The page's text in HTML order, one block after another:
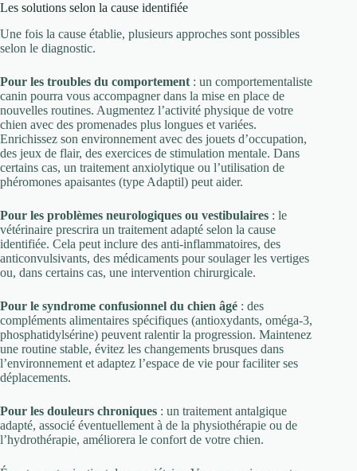
Les solutions selon la cause identifiée
Une fois la cause établie, plusieurs approches sont possibles
selon le diagnostic.
Pour les troubles du comportement : un comportementaliste
canin pourra vous accompagner dans la mise en place de
nouvelles routines. Augmentez l’activité physique de votre
chien avec des promenades plus longues et variées.
Enrichissez son environnement avec des jouets d’occupation,
des jeux de flair, des exercices de stimulation mentale. Dans
certains cas, un traitement anxiolytique ou l’utilisation de
phéromones apaisantes (type Adaptil) peut aider.
Pour les problèmes neurologiques ou vestibulaires : le
vétérinaire prescrira un traitement adapté selon la cause
identifiée. Cela peut inclure des anti-inflammatoires, des
anticonvulsivants, des médicaments pour soulager les vertiges
ou, dans certains cas, une intervention chirurgicale.
Pour le syndrome confusionnel du chien âgé : des
compléments alimentaires spécifiques (antioxydants, oméga-3,
phosphatidylsérine) peuvent ralentir la progression. Maintenez
une routine stable, évitez les changements brusques dans
l’environnement et adaptez l’espace de vie pour faciliter ses
déplacements.
Pour les douleurs chroniques : un traitement antalgique
adapté, associé éventuellement à de la physiothérapie ou de
l’hydrothérapie, améliorera le confort de votre chien.